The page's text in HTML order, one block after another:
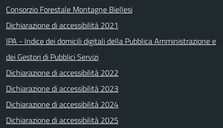
Consorzio Forestale Montagne Biellesi
Dichiarazione di accessibilità 2021
IPA - Indice dei domicili digitali della Pubblica Amministrazione e
dei Gestori di Pubblici Servizi
Dichiarazione di accessibilità 2022
Dichiarazione di accessibilità 2023
Dichiarazione di accessibilità 2024
Dichiarazione di accessibilità 2025